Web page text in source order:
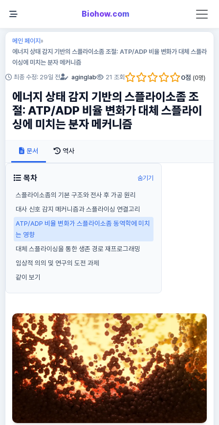
Biohow.com
메인 페이지»
에너지 상태 감지 기반의 스플라이소좀 조절: ATP/ADP 비율 변화가 대체 스플라
이싱에 미치는 분자 메커니즘
최종 수정: 29일 전 aginglab 21 조회 0점 (0명)
에너지 상태 감지 기반의 스플라이소좀 조
절: ATP/ADP 비율 변화가 대체 스플라이
싱에 미치는 분자 메커니즘
문서 역사
목차 숨기기
스플라이소좀의 기본 구조와 전사 후 가공 원리
대사 신호 감지 메커니즘과 스플라이싱 연결고리
ATP/ADP 비율 변화가 스플라이소좀 동역학에 미치
는 영향
대체 스플라이싱을 통한 생존 경로 재프로그래밍
임상적 의의 및 연구의 도전 과제
같이 보기